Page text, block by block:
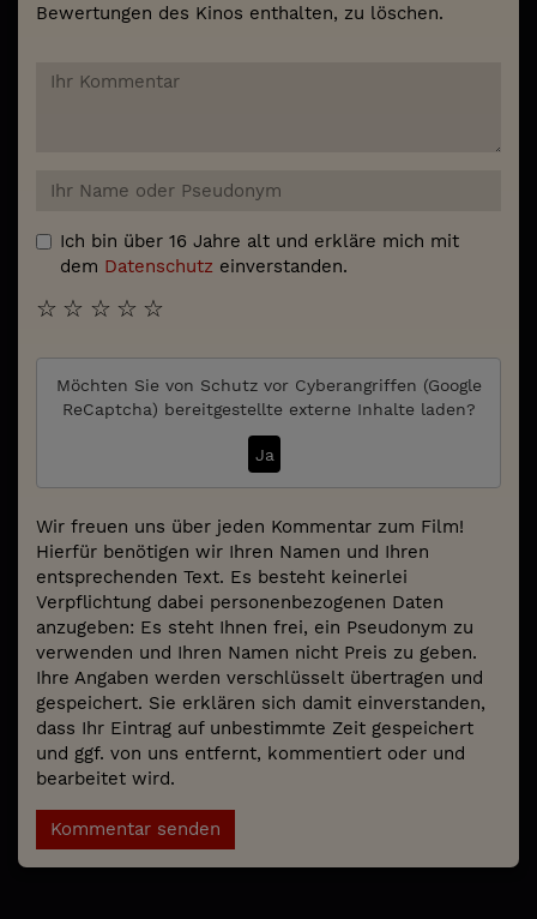
Bewertungen des Kinos enthalten, zu löschen.
Ich bin über 16 Jahre alt und erkläre mich mit
dem Datenschutz einverstanden.
☆
☆
☆
☆
☆
Möchten Sie von Schutz vor Cyberangriffen (Google
ReCaptcha) bereitgestellte externe Inhalte laden?
Ja
Wir freuen uns über jeden Kommentar zum Film!
Hierfür benötigen wir Ihren Namen und Ihren
entsprechenden Text. Es besteht keinerlei
Verpflichtung dabei personenbezogenen Daten
anzugeben: Es steht Ihnen frei, ein Pseudonym zu
verwenden und Ihren Namen nicht Preis zu geben.
Ihre Angaben werden verschlüsselt übertragen und
gespeichert. Sie erklären sich damit einverstanden,
dass Ihr Eintrag auf unbestimmte Zeit gespeichert
und ggf. von uns entfernt, kommentiert oder und
bearbeitet wird.
Kommentar senden